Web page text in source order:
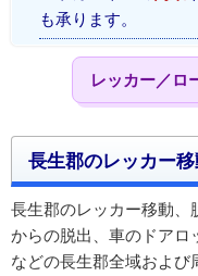
も承ります。
レッカー／ロ
長生郡のレッカー
長生郡のレッカー移動、
からの脱出、車のドアロ
などの長生郡全域およ